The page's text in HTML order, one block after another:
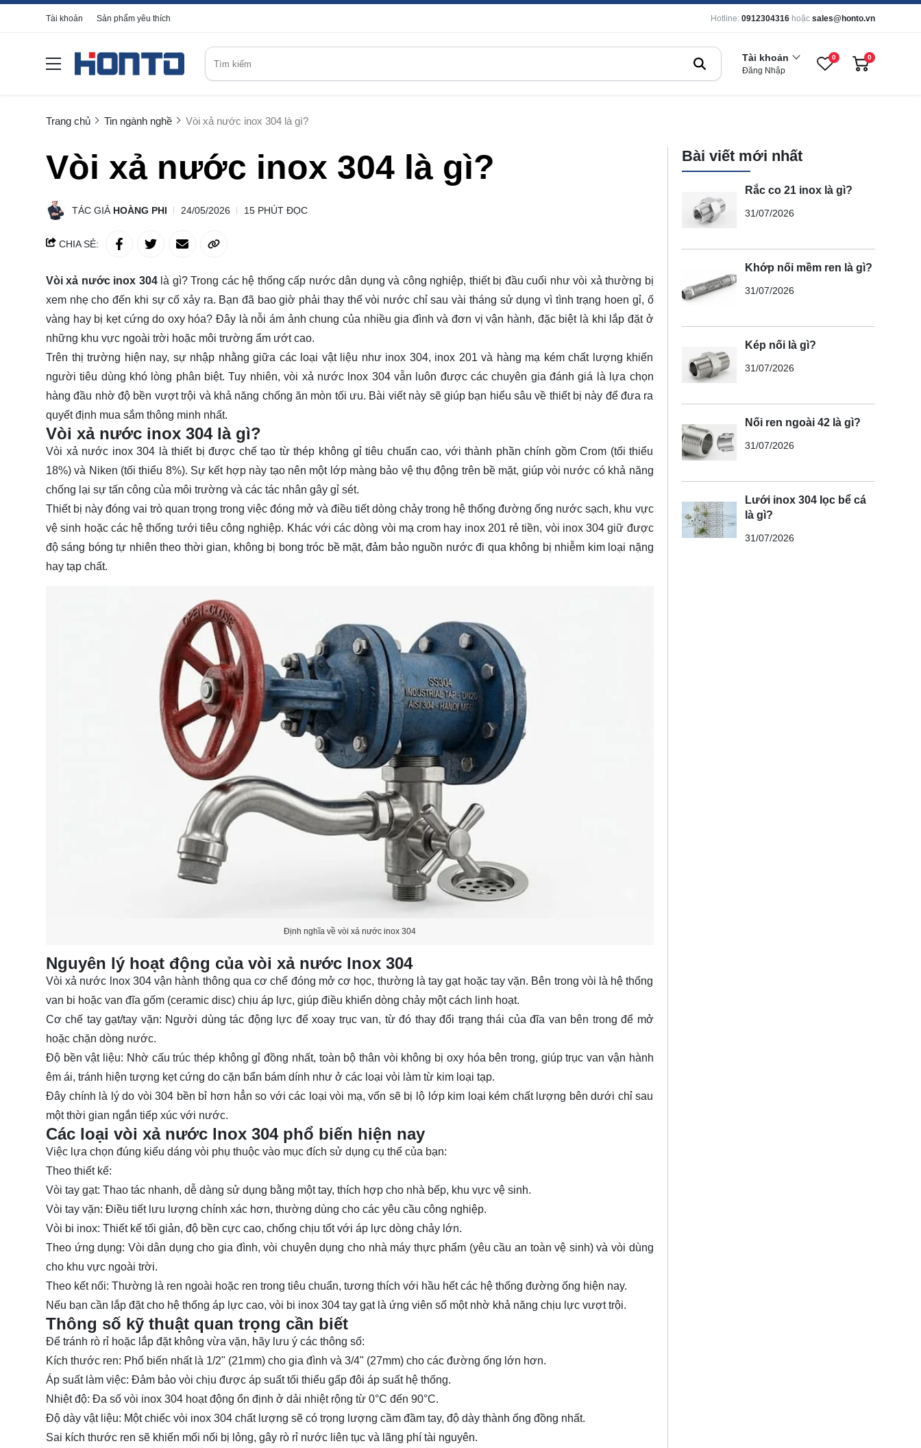
Tài khoản Sản phẩm yêu thích Hotline: 0912304316 hoặc sales@honto.vn
Tài khoản
Đăng Nhập
0 0
Trang chủ Tin ngành nghề Vòi xả nước inox 304 là gì?
Vòi xả nước inox 304 là gì?
TÁC GIẢ HOÀNG PHI 24/05/2026 15 PHÚT ĐỌC
CHIA SẺ:
Vòi xả nước inox 304là gì? Trong các hệ thống cấp nước dân dụng và công nghiệp, thiết bị đầu cuối như vòi xả thường bị
xem nhẹ cho đến khi sự cố xảy ra. Bạn đã bao giờ phải thay thế vòi nước chỉ sau vài tháng sử dụng vì tình trạng hoen gỉ, ố
vàng hay bị kẹt cứng do oxy hóa? Đây là nỗi ám ảnh chung của nhiều gia đình và đơn vị vận hành, đặc biệt là khi lắp đặt ở
những khu vực ngoài trời hoặc môi trường ẩm ướt cao.
Trên thị trường hiện nay, sự nhập nhằng giữa các loại vật liệu như inox 304, inox 201 và hàng mạ kém chất lượng khiến
người tiêu dùng khó lòng phân biệt. Tuy nhiên, vòi xả nước lnox 304 vẫn luôn được các chuyên gia đánh giá là lựa chọn
hàng đầu nhờ độ bền vượt trội và khả năng chống ăn mòn tối ưu. Bài viết này sẽ giúp bạn hiểu sâu về thiết bị này để đưa ra
quyết định mua sắm thông minh nhất.
Vòi xả nước inox 304 là gì?
Vòi xả nước inox 304 là thiết bị được chế tạo từ thép không gỉ tiêu chuẩn cao, với thành phần chính gồm Crom (tối thiểu
18%) và Niken (tối thiểu 8%). Sự kết hợp này tạo nên một lớp màng bảo vệ thụ động trên bề mặt, giúp vòi nước có khả năng
chống lại sự tấn công của môi trường và các tác nhân gây gỉ sét.
Thiết bị này đóng vai trò quan trọng trong việc đóng mở và điều tiết dòng chảy trong hệ thống đường ống nước sạch, khu vực
vệ sinh hoặc các hệ thống tưới tiêu công nghiệp. Khác với các dòng vòi mạ crom hay inox 201 rẻ tiền, vòi inox 304 giữ được
độ sáng bóng tự nhiên theo thời gian, không bị bong tróc bề mặt, đảm bảo nguồn nước đi qua không bị nhiễm kim loại nặng
hay tạp chất.
Định nghĩa về vòi xả nước inox 304
Nguyên lý hoạt động của vòi xả nước lnox 304
Vòi xả nước lnox 304 vận hành thông qua cơ chế đóng mở cơ học, thường là tay gạt hoặc tay vặn. Bên trong vòi là hệ thống
van bi hoặc van đĩa gốm (ceramic disc) chịu áp lực, giúp điều khiển dòng chảy một cách linh hoạt.
Cơ chế tay gạt/tay vặn: Người dùng tác động lực để xoay trục van, từ đó thay đổi trạng thái của đĩa van bên trong để mở
hoặc chặn dòng nước.
Độ bền vật liệu: Nhờ cấu trúc thép không gỉ đồng nhất, toàn bộ thân vòi không bị oxy hóa bên trong, giúp trục van vận hành
êm ái, tránh hiện tượng kẹt cứng do cặn bẩn bám dính như ở các loại vòi làm từ kim loại tạp.
Đây chính là lý do vòi 304 bền bỉ hơn hẳn so với các loại vòi mạ, vốn sẽ bị lộ lớp kim loại kém chất lượng bên dưới chỉ sau
một thời gian ngắn tiếp xúc với nước.
Các loại vòi xả nước lnox 304 phổ biến hiện nay
Việc lựa chọn đúng kiểu dáng vòi phụ thuộc vào mục đích sử dụng cụ thể của bạn:
Theo thiết kế:
Vòi tay gạt: Thao tác nhanh, dễ dàng sử dụng bằng một tay, thích hợp cho nhà bếp, khu vực vệ sinh.
Vòi tay vặn: Điều tiết lưu lượng chính xác hơn, thường dùng cho các yêu cầu công nghiệp.
Vòi bi inox: Thiết kế tối giản, độ bền cực cao, chống chịu tốt với áp lực dòng chảy lớn.
Theo ứng dụng: Vòi dân dụng cho gia đình, vòi chuyên dụng cho nhà máy thực phẩm (yêu cầu an toàn vệ sinh) và vòi dùng
cho khu vực ngoài trời.
Theo kết nối: Thường là ren ngoài hoặc ren trong tiêu chuẩn, tương thích với hầu hết các hệ thống đường ống hiện nay.
Nếu bạn cần lắp đặt cho hệ thống áp lực cao, vòi bi inox 304 tay gạt là ứng viên số một nhờ khả năng chịu lực vượt trội.
Thông số kỹ thuật quan trọng cần biết
Để tránh rò rỉ hoặc lắp đặt không vừa vặn, hãy lưu ý các thông số:
Kích thước ren: Phổ biến nhất là 1/2" (21mm) cho gia đình và 3/4" (27mm) cho các đường ống lớn hơn.
Áp suất làm việc: Đảm bảo vòi chịu được áp suất tối thiểu gấp đôi áp suất hệ thống.
Nhiệt độ: Đa số vòi inox 304 hoạt động ổn định ở dải nhiệt rộng từ 0°C đến 90°C.
Độ dày vật liệu: Một chiếc vòi inox 304 chất lượng sẽ có trọng lượng cầm đầm tay, độ dày thành ống đồng nhất.
Sai kích thước ren sẽ khiến mối nối bị lỏng, gây rò rỉ nước liên tục và lãng phí tài nguyên.
Bài viết mới nhất
Rắc co 21 inox là gì?
31/07/2026
Khớp nối mềm ren là gì?
31/07/2026
Kép nối là gì?
31/07/2026
Nối ren ngoài 42 là gì?
31/07/2026
Lưới inox 304 lọc bể cá
là gì?
31/07/2026